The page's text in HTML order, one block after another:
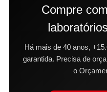
Compre
Há mais de 40 anos,
garantida. Precisa de
o